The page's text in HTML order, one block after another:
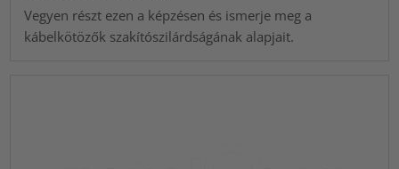
Vegyen részt ezen a képzésen és ismerje meg a
kábelkötözők szakítószilárdságának alapjait.